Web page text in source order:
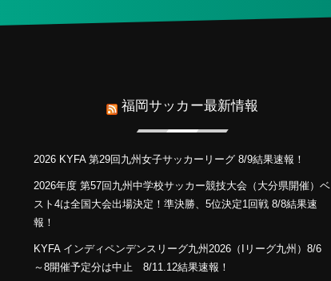
福岡サッカー最新情報
2026 KYFA 第29回九州女子サッカーリーグ 8/9結果速報！
2026年度 第57回九州中学校サッカー競技大会（大分県開催）ベ
スト4は全国大会出場決定！準決勝、5位決定1回戦 8/8結果速
報！
KYFA インディペンデンスリーグ九州2026（Iリーグ九州）8/6
～8開催予定分は中止 8/11.12結果速報！